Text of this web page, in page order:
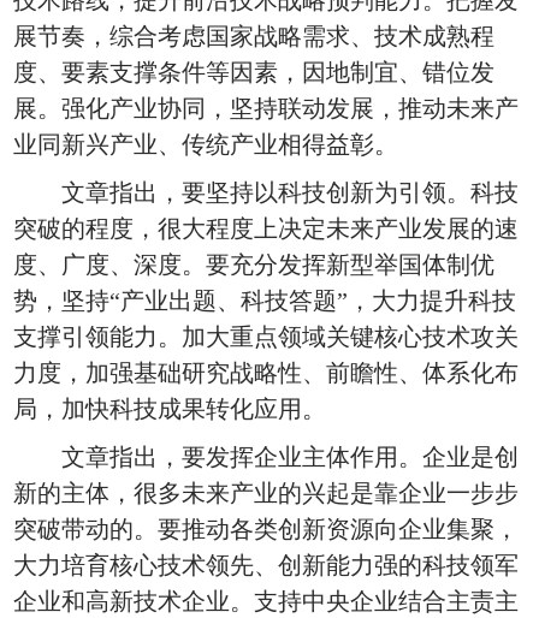
展节奏，综合考虑国家战略需求、技术成熟程
度、要素支撑条件等因素，因地制宜、错位发
展。强化产业协同，坚持联动发展，推动未来产
业同新兴产业、传统产业相得益彰。
文章指出，要坚持以科技创新为引领。科技
突破的程度，很大程度上决定未来产业发展的速
度、广度、深度。要充分发挥新型举国体制优
势，坚持“产业出题、科技答题”，大力提升科技
支撑引领能力。加大重点领域关键核心技术攻关
力度，加强基础研究战略性、前瞻性、体系化布
局，加快科技成果转化应用。
文章指出，要发挥企业主体作用。企业是创
新的主体，很多未来产业的兴起是靠企业一步步
突破带动的。要推动各类创新资源向企业集聚，
大力培育核心技术领先、创新能力强的科技领军
企业和高新技术企业。支持中央企业结合主责主